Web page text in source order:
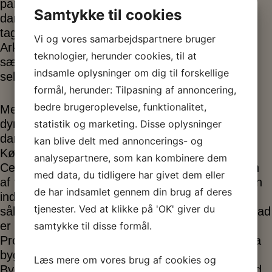
parcelhusets andel stiger støt. Det er åbenbart
danskernes foretrukne boligform. Arkitekterne
tager udfordringen op og stifter i 1958
Arkitekternes Typehuskontor, og få år senere
sætter typiseringen også ind i den almennyttige
sektor.
Med typeparcelhuset indledes den største,
dyreste og mest pladskrævende bybygning i
danmarkshistorien. Stordrift er tidens løsen.
Køkkener og skabe er allerede blevet typiseret.
Central projektering er grundlaget for produktion
af typiserede boliger. Der sker med andre ord en
industrialisering af byggeriet i denne periode;
således at produktionen af bygningsdele i høj grad
er blevet en egentlig industriproduktion:
Produktionen af bygningsdele er blevet flyttet fra
byggepladsen til centraliserede fabrikker.
Samtykke til cookies
Vi og vores samarbejdspartnere bruger
teknologier, herunder cookies, til at
indsamle oplysninger om dig til forskellige
formål, herunder: Tilpasning af annoncering,
bedre brugeroplevelse, funktionalitet,
statistik og marketing. Disse oplysninger
kan blive delt med annoncerings- og
analysepartnere, som kan kombinere dem
med data, du tidligere har givet dem eller
de har indsamlet gennem din brug af deres
tjenester. Ved at klikke på 'OK' giver du
samtykke til disse formål.
Læs mere om vores brug af cookies og